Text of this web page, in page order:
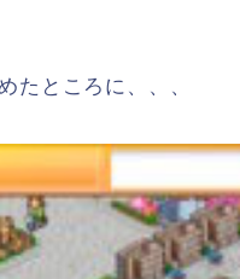
たところに、、、